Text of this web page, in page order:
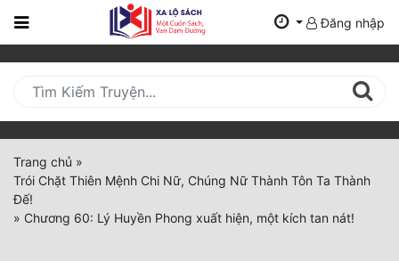
Trang
Mới
Cập
Nhật
(current)
BXH
Đăng nhập
Trang chủ »
Trói Chặt Thiên Mệnh Chi Nữ, Chúng Nữ Thành Tôn Ta Thành
Đế!
» Chương 60: Lý Huyền Phong xuất hiện, một kích tan nát!